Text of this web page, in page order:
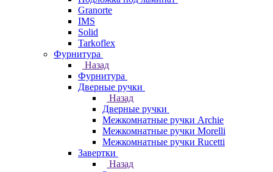
Granorte
IMS
Solid
Tarkoflex
Фурнитура
Назад
Фурнитура
Дверные ручки
Назад
Дверные ручки
Межкомнатные ручки Archie
Межкомнатные ручки Morelli
Межкомнатные ручки Rucetti
Завертки
Назад